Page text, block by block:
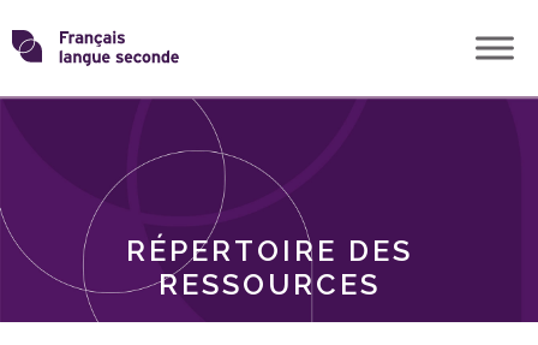
Skip
toTransformons
langue
RÉPERTOIRE DES
RESSOURCES
THÈMES